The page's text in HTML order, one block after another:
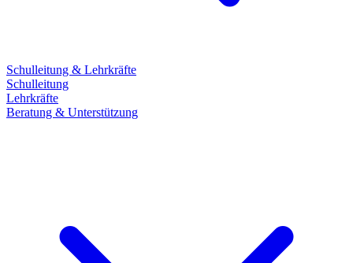
Schulleitung & Lehrkräfte
Schulleitung
Lehrkräfte
Beratung & Unterstützung